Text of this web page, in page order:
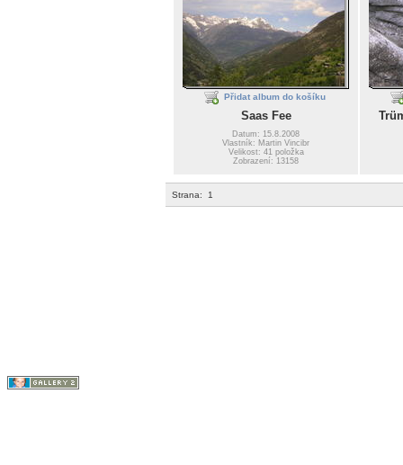
Přidat album do košíku
Saas Fee
Datum: 15.8.2008
Vlastník: Martin Vincibr
Velikost: 41 položka
Zobrazení: 13158
Strana: 1